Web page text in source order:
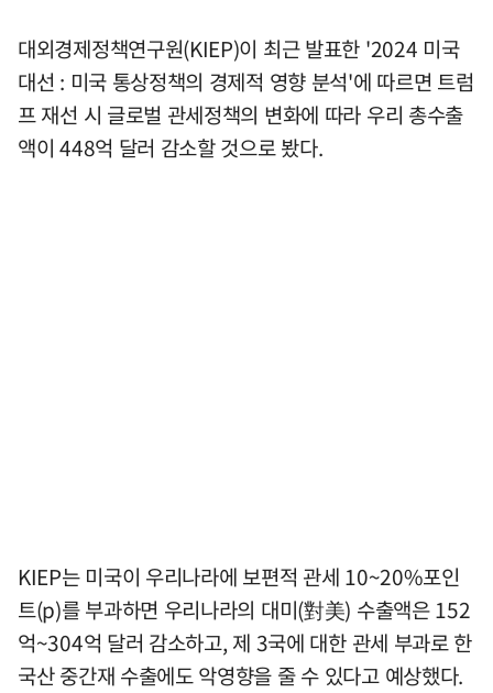
대외경제정책연구원(KIEP)이 최근 발표한 '2024 미국
대선 : 미국 통상정책의 경제적 영향 분석'에 따르면 트럼
프 재선 시 글로벌 관세정책의 변화에 따라 우리 총수출
액이 448억 달러 감소할 것으로 봤다.
KIEP는 미국이 우리나라에 보편적 관세 10~20%포인
트(p)를 부과하면 우리나라의 대미(對美) 수출액은 152
억~304억 달러 감소하고, 제 3국에 대한 관세 부과로 한
국산 중간재 수출에도 악영향을 줄 수 있다고 예상했다.